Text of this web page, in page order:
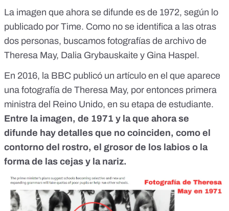
La imagen que ahora se difunde es de 1972, según lo
publicado por Time. Como no se identifica a las otras
dos personas, buscamos fotografías de archivo de
Theresa May, Dalia Grybauskaite y Gina Haspel.
En 2016, la BBC publicó un artículo en el que aparece
una fotografía de Theresa May, por entonces primera
ministra del Reino Unido, en su etapa de estudiante.
Entre la imagen, de 1971 y la que ahora se
difunde hay detalles que no coinciden, como el
contorno del rostro, el grosor de los labios o la
forma de las cejas y la nariz.